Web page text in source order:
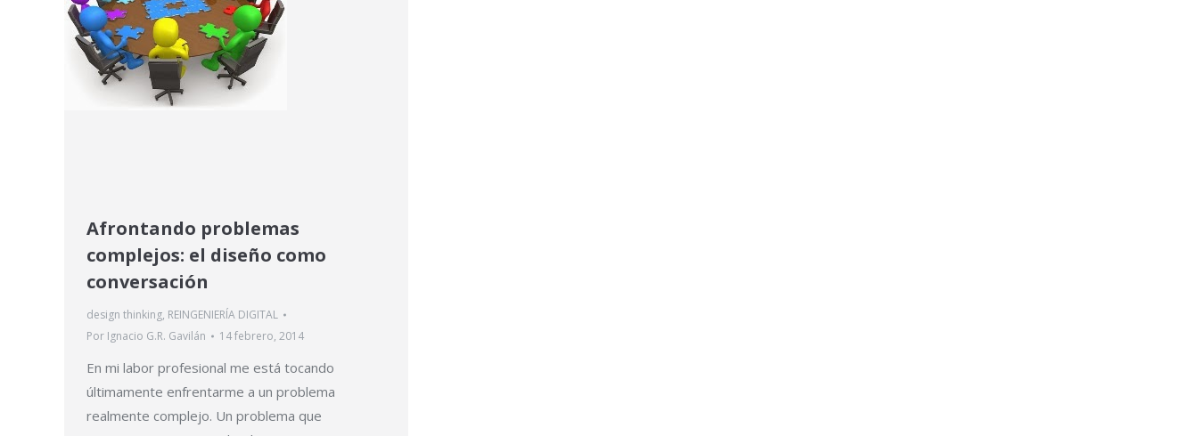
Afrontando problemas
complejos: el diseño como
conversación
design thinking, REINGENIERÍA DIGITAL
Por Ignacio G.R. Gavilán 14 febrero, 2014
En mi labor profesional me está tocando
últimamente enfrentarme a un problema
realmente complejo. Un problema que